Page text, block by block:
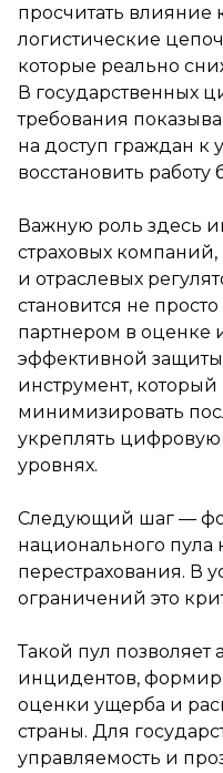
просчитать влияние
логистические
которые реально
В государственных
требования
на доступ граждан к
восстановить
Важную роль здесь
страховых
и отраслевых
становится не
партнером в оценке
эффективной
инструмент, который
минимизировать
укреплять цифровую
уровнях.
Следующий шаг —
национального пула
перестрахования. В
ограничений это
Такой пул позволяет
инцидентов,
оценки ущерба и
страны. Для
управляемость и